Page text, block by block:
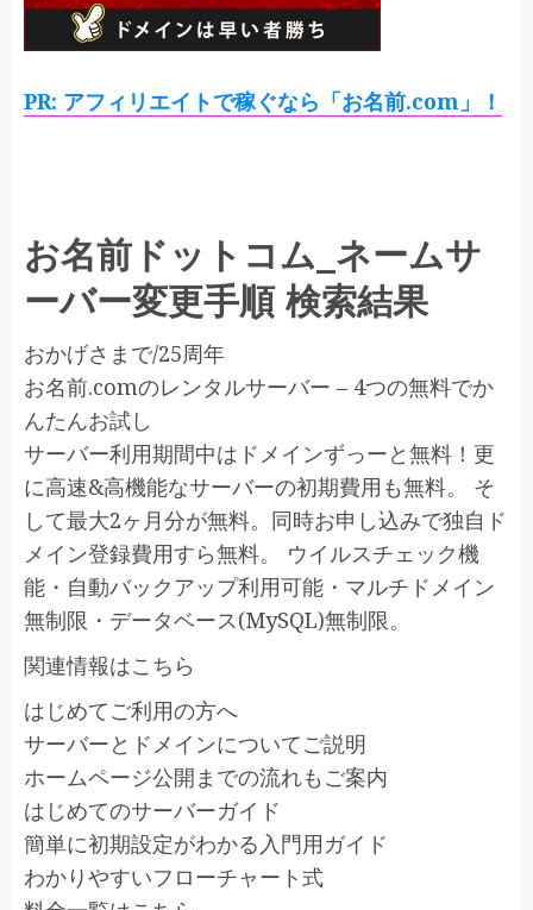
PR: アフィリエイトで稼ぐなら「お名前.com」！
お名前ドットコム_ネームサ
ーバー変更手順 検索結果
おかげさまで/25周年
お名前.comのレンタルサーバー – 4つの無料でか
んたんお試し
サーバー利用期間中はドメインずっーと無料！更
に高速&高機能なサーバーの初期費用も無料。 そ
して最大2ヶ月分が無料。同時お申し込みで独自ド
メイン登録費用すら無料。 ウイルスチェック機
能・自動バックアップ利用可能・マルチドメイン
無制限・データベース(MySQL)無制限。
関連情報はこちら
はじめてご利用の方へ
サーバーとドメインについてご説明
ホームページ公開までの流れもご案内
はじめてのサーバーガイド
簡単に初期設定がわかる入門用ガイド
わかりやすいフローチャート式